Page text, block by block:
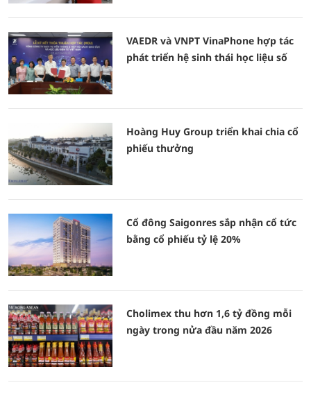
VAEDR và VNPT VinaPhone hợp tác
phát triển hệ sinh thái học liệu số
Hoàng Huy Group triển khai chia cổ
phiếu thưởng
Cổ đông Saigonres sắp nhận cổ tức
bằng cổ phiếu tỷ lệ 20%
Cholimex thu hơn 1,6 tỷ đồng mỗi
ngày trong nửa đầu năm 2026